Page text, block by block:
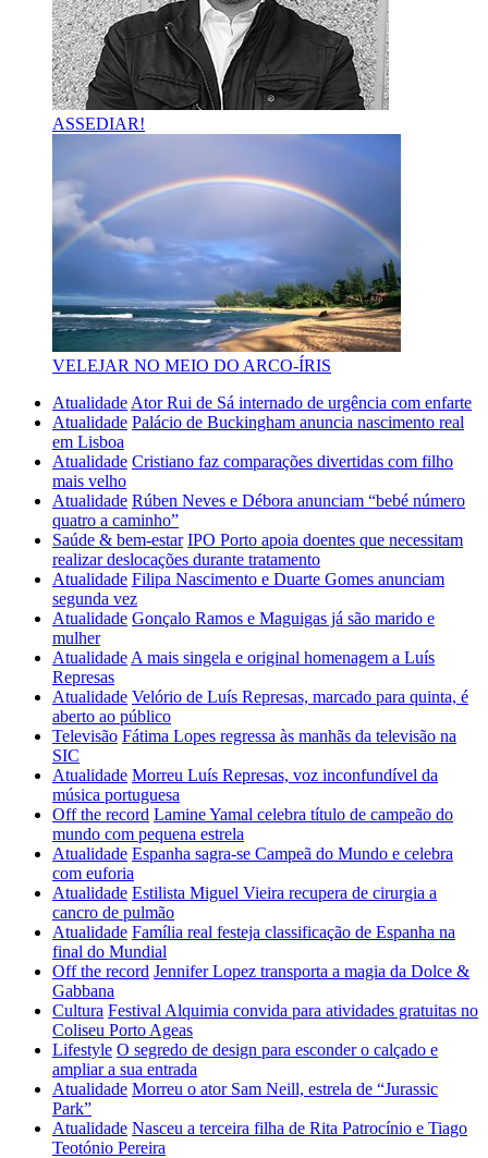
ASSEDIAR!
VELEJAR NO MEIO DO ARCO-ÍRIS
Atualidade Ator Rui de Sá internado de urgência com enfarte
Atualidade Palácio de Buckingham anuncia nascimento real
em Lisboa
Atualidade Cristiano faz comparações divertidas com filho
mais velho
Atualidade Rúben Neves e Débora anunciam “bebé número
quatro a caminho”
Saúde & bem-estar IPO Porto apoia doentes que necessitam
realizar deslocações durante tratamento
Atualidade Filipa Nascimento e Duarte Gomes anunciam
segunda vez
Atualidade Gonçalo Ramos e Maguigas já são marido e
mulher
Atualidade A mais singela e original homenagem a Luís
Represas
Atualidade Velório de Luís Represas, marcado para quinta, é
aberto ao público
Televisão Fátima Lopes regressa às manhãs da televisão na
SIC
Atualidade Morreu Luís Represas, voz inconfundível da
música portuguesa
Off the record Lamine Yamal celebra título de campeão do
mundo com pequena estrela
Atualidade Espanha sagra-se Campeã do Mundo e celebra
com euforia
Atualidade Estilista Miguel Vieira recupera de cirurgia a
cancro de pulmão
Atualidade Família real festeja classificação de Espanha na
final do Mundial
Off the record Jennifer Lopez transporta a magia da Dolce &
Gabbana
Cultura Festival Alquimia convida para atividades gratuitas no
Coliseu Porto Ageas
Lifestyle O segredo de design para esconder o calçado e
ampliar a sua entrada
Atualidade Morreu o ator Sam Neill, estrela de “Jurassic
Park”
Atualidade Nasceu a terceira filha de Rita Patrocínio e Tiago
Teotónio Pereira